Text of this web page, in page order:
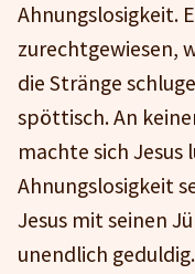
Ahnungslosigkeit.
zurechtgewiesen,
die Stränge
spöttisch. An
machte sich Jesus
Ahnungslosigkeit
Jesus mit seinen
unendlich